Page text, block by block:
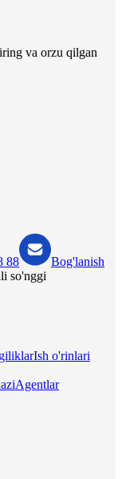
va orzu qilgan
88
Bog'lanish
so'nggi
Ish o'rinlari
Agentlar